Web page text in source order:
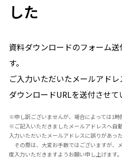
した
資料ダウンロードのフォーム
す。
ご入力いただいたメールアド
ダウンロードURLを送付させて
※申し訳ございませんが、場合によっては1時
※ご記入いただきましたメールアドレスへ自
入力いただいたメールアドレスに誤りがあっ
その際は、大変お手数ではございますが、
度入力いただきますようお願い申し上げます。